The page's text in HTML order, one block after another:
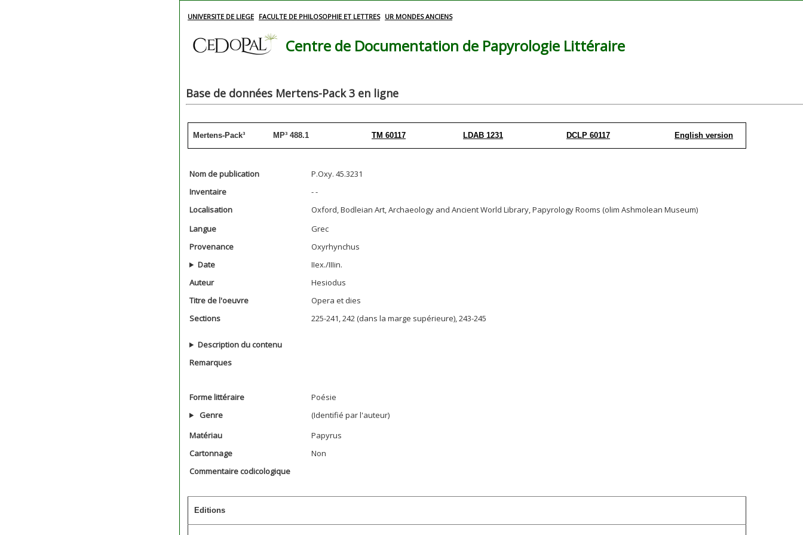
UNIVERSITE DE LIEGE FACULTE DE PHILOSOPHIE ET LETTRES UR MONDES ANCIENS
Centre de Documentation de Papyrologie Littéraire
Base de données Mertens-Pack 3 en ligne
Mertens-Pack³ MP³ 488.1 TM 60117 LDAB 1231 DCLP 60117 English version
Nom de publication
P.Oxy. 45.3231
Inventaire
- -
Localisation
Oxford, Bodleian Art, Archaeology and Ancient World Library, Papyrology Rooms (olim Ashmolean Museum)
Langue
Grec
Provenance
Oxyrhynchus
Date
IIex./IIIin.
Auteur
Hesiodus
Titre de l'oeuvre
Opera et dies
Sections
225-241, 242 (dans la marge supérieure), 243-245
Description du contenu
Remarques
Forme littéraire
Poésie
Genre
(Identifié par l'auteur)
Matériau
Papyrus
Cartonnage
Non
Commentaire codicologique
Editions